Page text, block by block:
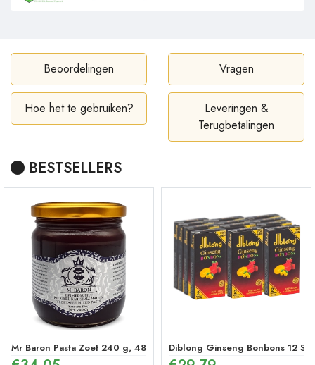
Beoordelingen Vragen
Hoe het te gebruiken?
Leveringen &
Terugbetalingen
BESTSELLERS
Mr Baron Pasta Zoet 240 g, 48 Uur Effectieve Ginseng Pepermunt
Diblong Ginseng Bonbons 12